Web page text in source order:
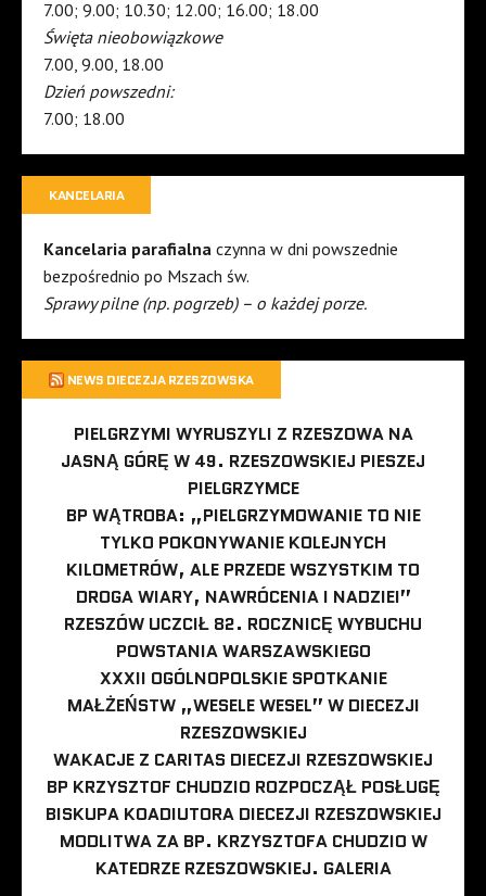
7.00; 9.00; 10.30; 12.00; 16.00; 18.00
Święta nieobowiązkowe
7.00, 9.00, 18.00
Dzień powszedni:
7.00; 18.00
KANCELARIA
Kancelaria parafialna czynna w dni powszednie
bezpośrednio po Mszach św.
Sprawy pilne (np. pogrzeb) – o każdej porze.
NEWS DIECEZJA RZESZOWSKA
PIELGRZYMI WYRUSZYLI Z RZESZOWA NA
JASNĄ GÓRĘ W 49. RZESZOWSKIEJ PIESZEJ
PIELGRZYMCE
BP WĄTROBA: „PIELGRZYMOWANIE TO NIE
TYLKO POKONYWANIE KOLEJNYCH
KILOMETRÓW, ALE PRZEDE WSZYSTKIM TO
DROGA WIARY, NAWRÓCENIA I NADZIEI”
RZESZÓW UCZCIŁ 82. ROCZNICĘ WYBUCHU
POWSTANIA WARSZAWSKIEGO
XXXII OGÓLNOPOLSKIE SPOTKANIE
MAŁŻEŃSTW „WESELE WESEL” W DIECEZJI
RZESZOWSKIEJ
WAKACJE Z CARITAS DIECEZJI RZESZOWSKIEJ
BP KRZYSZTOF CHUDZIO ROZPOCZĄŁ POSŁUGĘ
BISKUPA KOADIUTORA DIECEZJI RZESZOWSKIEJ
MODLITWA ZA BP. KRZYSZTOFA CHUDZIO W
KATEDRZE RZESZOWSKIEJ. GALERIA